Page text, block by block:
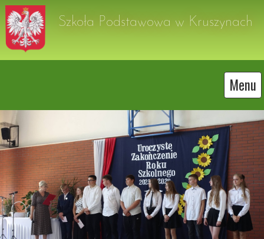
Szkoła Podstawowa w Kruszynach
Menu